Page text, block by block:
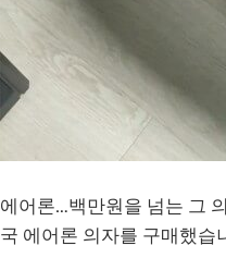
에어론…백만원을 넘는 그
국 에어론 의자를 구매했습